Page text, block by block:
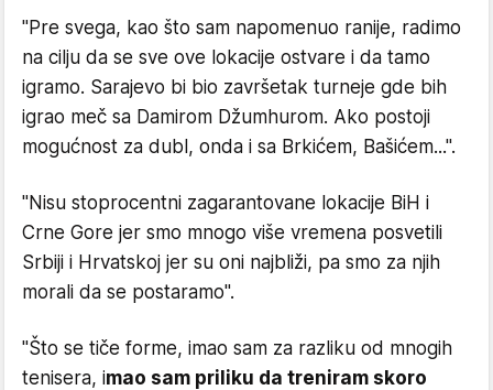
"Pre svega, kao što sam napomenuo ranije, radimo
na cilju da se sve ove lokacije ostvare i da tamo
igramo. Sarajevo bi bio završetak turneje gde bih
igrao meč sa Damirom Džumhurom. Ako postoji
mogućnost za dubl, onda i sa Brkićem, Bašićem...".
"Nisu stoprocentni zagarantovane lokacije BiH i
Crne Gore jer smo mnogo više vremena posvetili
Srbiji i Hrvatskoj jer su oni najbliži, pa smo za njih
morali da se postaramo".
"Što se tiče forme, imao sam za razliku od mnogih
tenisera, imao sam priliku da treniram skoro